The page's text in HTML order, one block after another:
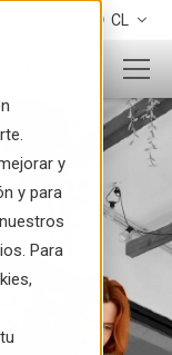
y
y para
Para
CL